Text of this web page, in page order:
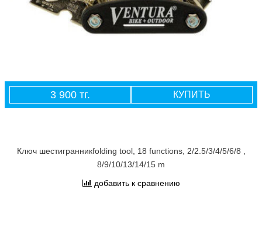
3 900 тг. КУПИТЬ
Ключ шестигранникfolding tool, 18 functions, 2/2.5/3/4/5/6/8 ,
8/9/10/13/14/15 m
добавить к сравнению